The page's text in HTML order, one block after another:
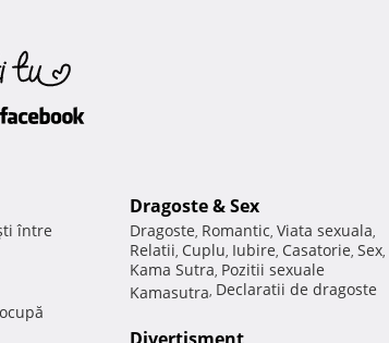
între
Dragoste & Sex
Dragoste, Romantic, Viata sexuala,
Relatii, Cuplu, Iubire, Casatorie, Sex,
Kama Sutra, Pozitii sexuale
Kamasutra, Declaratii de dragoste